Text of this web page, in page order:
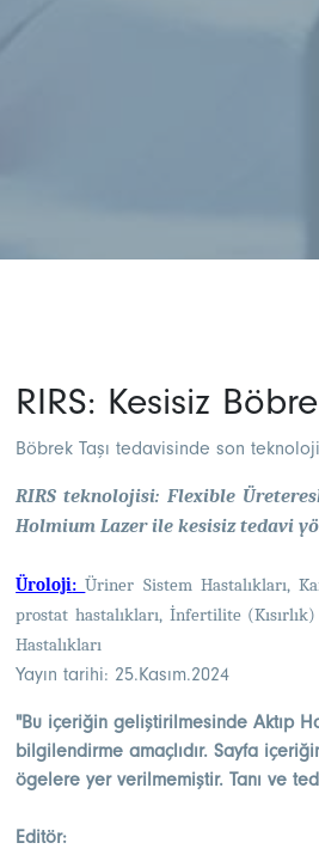
RIRS: Kesisiz
Böbrek Taşı tedavisinde son teknoloji
RIRS teknolojisi: Flexible
Holmium Lazer ile kesisiz tedavi
Üroloji:Üriner Sistem Hastalıkları,
prostat hastalıkları, İnfertilite
Hastalıkları
Yayın tarihi: 25.Kasım.2024
"Bu içeriğin geliştirilmesinde Aktıp
bilgilendirme amaçlıdır. Sayfa
ögelere yer verilmemiştir. Tanı ve
Editör: